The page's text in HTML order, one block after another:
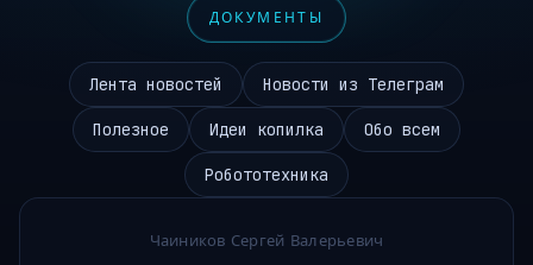
ДОКУМЕНТЫ
Лента новостей Новости из Телеграм
Полезное Идеи копилка Обо всем
Робототехника
Чаиников Сергей Валерьевич